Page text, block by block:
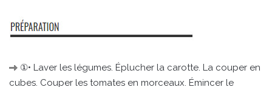
①• Laver les légumes. Éplucher la carotte. La couper en
cubes. Couper les tomates en morceaux. Émincer le